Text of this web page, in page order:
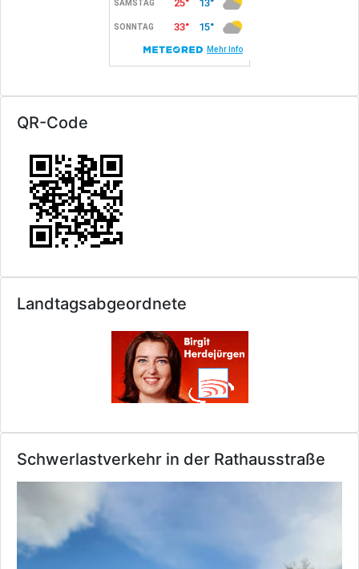
QR-Code
Landtagsabgeordnete
Schwerlastverkehr in der Rathausstraße